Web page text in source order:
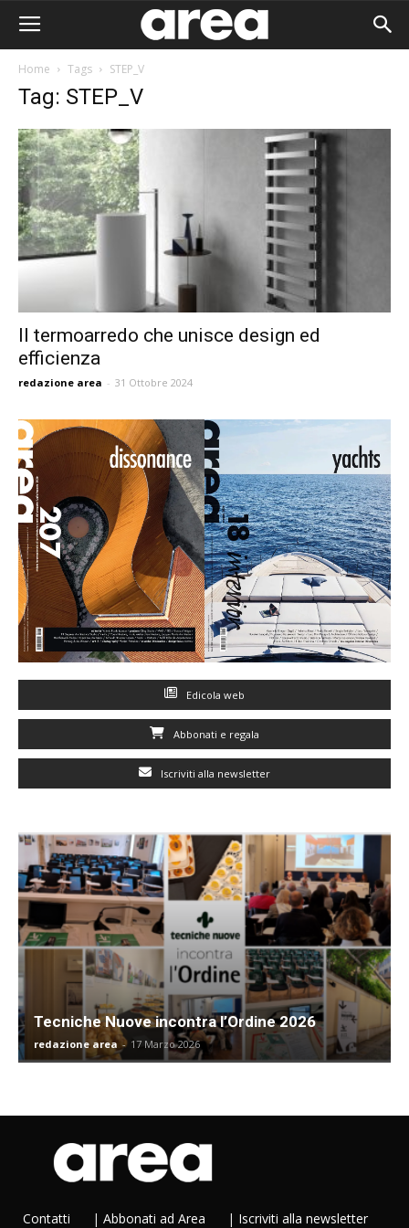
Home Tags STEP_V
Tag: STEP_V
Il termoarredo che unisce design ed
efficienza
redazione area - 31 Ottobre 2024
Edicola web
Abbonati e regala
Iscriviti alla newsletter
Tecniche Nuove incontra l’Ordine 2026
redazione area - 17 Marzo 2026
Contatti | Abbonati ad Area | Iscriviti alla newsletter